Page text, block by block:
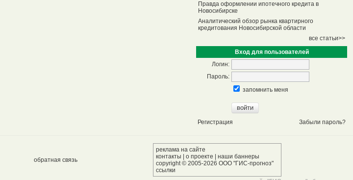
Правда оформлении ипотечного кредита в
Новосибирске
Аналитический обзор рынка квартирного
кредитования Новосибирской области
все статьи>>
Вход для пользователей
Логин:
Пароль:
запомнить меня
Регистрация Забыли пароль?
обратная связь
реклама на сайте
контакты
о проекте
наши баннеры
copyright © 2005-2026 ООО "ГИС-прогноз"
ссылки